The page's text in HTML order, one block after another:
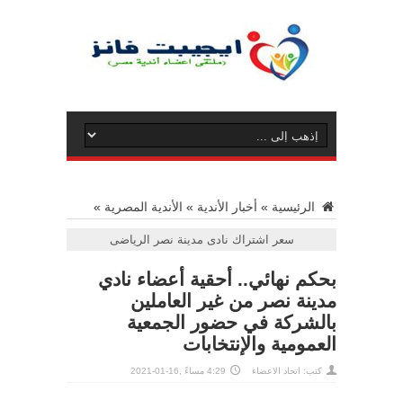
الرئيسية » أخبار الأندية » الأندية المصرية »
سعر اشتراك نادى مدينة نصر الرياضى
بحكم نهائي.. أحقية أعضاء نادي
مدينة نصر من غير العاملين
بالشركة في حضور الجمعية
العمومية والإنتخابات
كتب: اتحاد الاعضاء 4:29 مساءً ,16-01-2021